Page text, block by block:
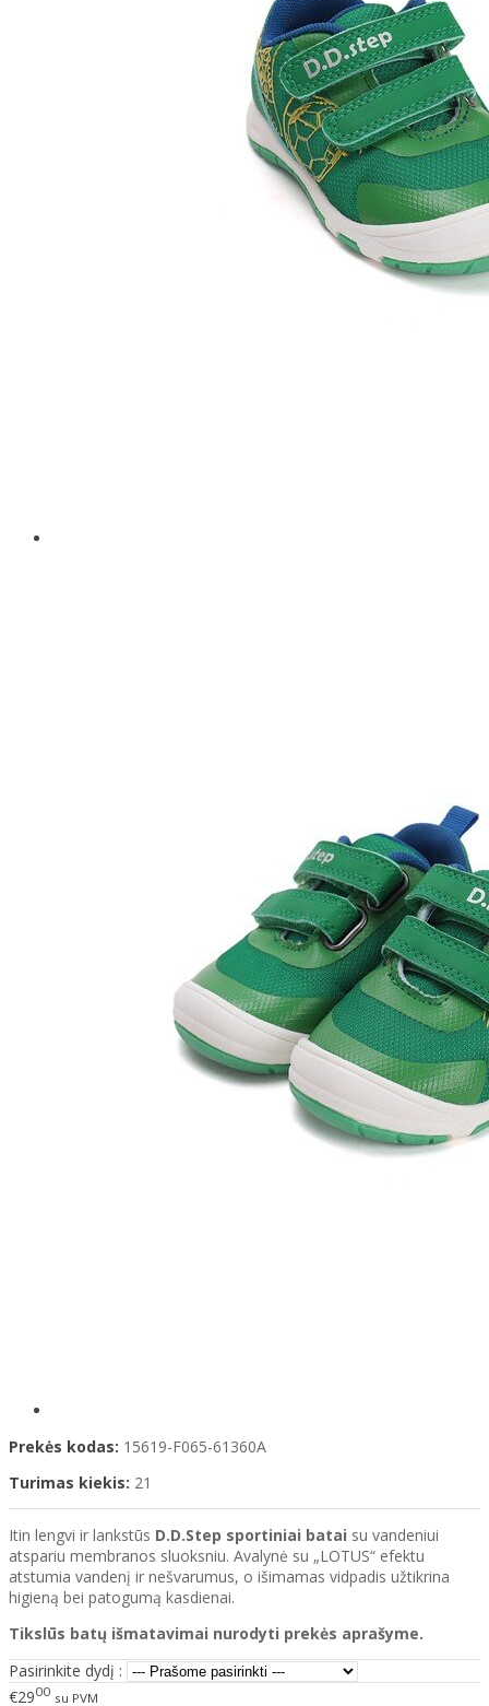
Prekės kodas: 15619-F065-61360A
Turimas kiekis: 21
Itin lengvi ir lankstūs D.D.Step sportiniai batai su vandeniui
atspariu membranos sluoksniu. Avalynė su „LOTUS“ efektu
atstumia vandenį ir nešvarumus, o išimamas vidpadis užtikrina
higieną bei patogumą kasdienai.
Tikslūs batų išmatavimai nurodyti prekės aprašyme.
Pasirinkite dydį :
€2900 su PVM